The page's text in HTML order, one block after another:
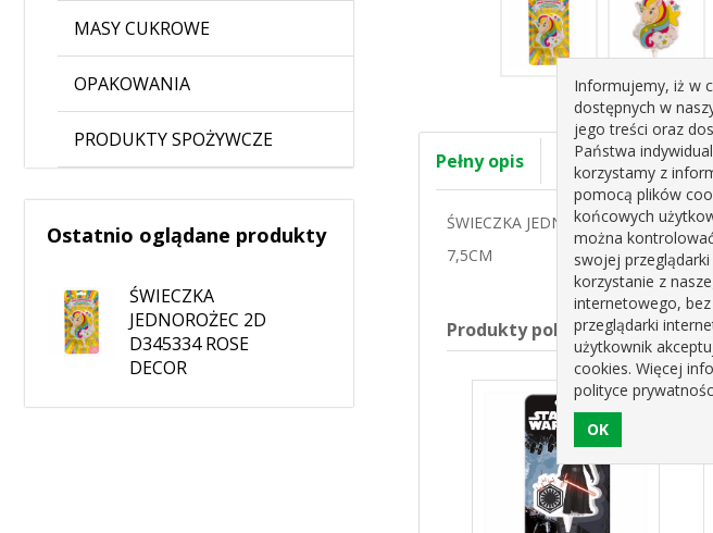
MASY CUKROWE
OPAKOWANIA
PRODUKTY SPOŻYWCZE
Ostatnio oglądane produkty
ŚWIECZKA
JEDNOROŻEC 2D
D345334 ROSE
DECOR
Pełny opis Specyfikacja
ŚWIECZKA JEDNOROŻEC 2D
7,5CM
Produkty pokrewne
Informujemy, iż w
dostępnych w
jego treści oraz
Państwa
korzystamy z
pomocą plików
końcowych
można
swojej
korzystanie z
internetowego,
przeglądarki
użytkownik
cookies. Więcej
polityce